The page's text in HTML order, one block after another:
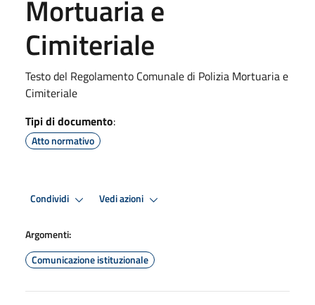
Mortuaria e
Cimiteriale
Testo del Regolamento Comunale di Polizia Mortuaria e
Cimiteriale
Tipi di documento:
Atto normativo
Condividi Vedi azioni
Argomenti:
Comunicazione istituzionale